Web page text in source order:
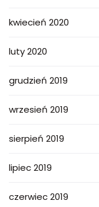
kwiecień 2020
luty 2020
grudzień 2019
wrzesień 2019
sierpień 2019
lipiec 2019
czerwiec 2019